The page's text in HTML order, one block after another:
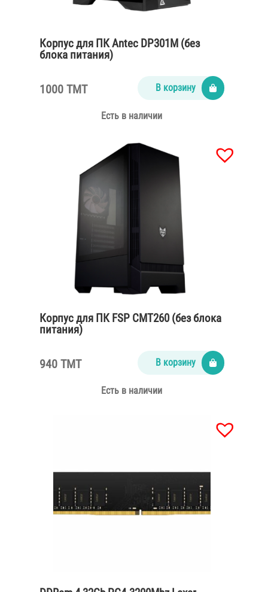
Корпус для ПК Antec DP301M (без
блока питания)
1000 TMT В корзину
Есть в наличии
Корпус для ПК FSP CMT260 (без блока
питания)
940 TMT В корзину
Есть в наличии